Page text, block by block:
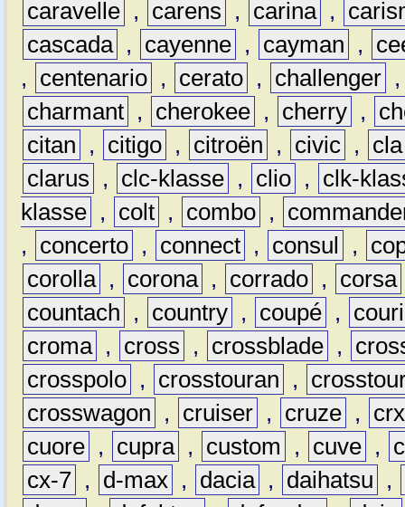
caravelle , carens , carina ,
cascada , cayenne , cayman ,
,
centenario , cerato , challenger
charmant , cherokee , cherry ,
citan
, citigo , citroën , civic ,
cla
clarus
, clc-klasse , clio ,
clk-
klasse , colt , combo ,
,
concerto , connect , consul ,
corolla , corona , corrado , corsa
countach
, country , coupé ,
croma , cross , crossblade ,
crosspolo , crosstouran ,
crosswagon
, cruiser , cruze ,
crx
cuore , cupra , custom , cuve ,
cx-7 , d-max , dacia , daihatsu
,